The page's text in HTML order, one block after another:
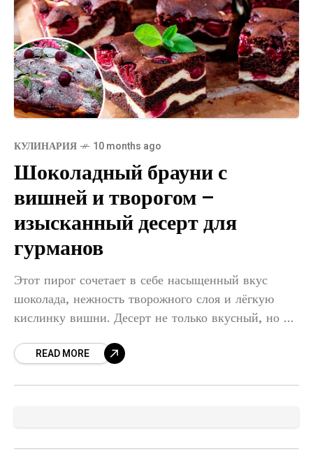
КУЛИНАРИЯ 10 months ago
Шоколадный брауни с
вишней и творогом –
изысканный десерт для
гурманов
Этот пирог сочетает в себе насыщенный вкус
шоколада, нежность творожного слоя и лёгкую
кислинку вишни. Десерт не только вкусный, но и
Ингредиенты Для шоколадного
READ MORE